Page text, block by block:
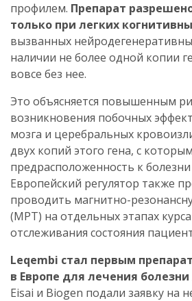
профилем. Препарат
только при легких
вызванных
наличии не более одной копии
вовсе без нее.
Это объясняется повышенным
возникновения побочных
мозга и церебральных
двух копий этого гена, с
предрасположенность к
Европейский регулятор также
проводить магнитно-
(МРТ) на отдельных этапах
отслеживания состояния
Leqembi стал первым
в Европе для лечения
Eisai и Biogen подали заявку на